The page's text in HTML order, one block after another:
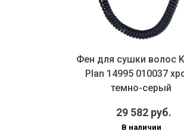
Фен для сушки волос
Plan 14995 010037
темно-серый
29 582 руб.
В наличии